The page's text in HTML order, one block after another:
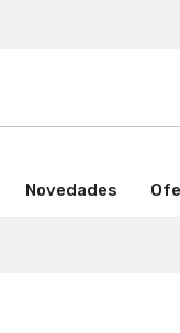
(activo)Novedades